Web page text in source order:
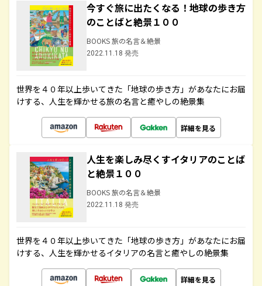
今すぐ旅に出たくなる！地球の歩き方
のことばと絶景１００
BOOKS 旅の名言＆絶景
2022.11.18 発売
世界を４０年以上歩いてきた「地球の歩き方」があなたにお届
けする、人生を輝かせる旅の名言と癒やしの絶景集
詳細を見る
人生を楽しみ尽くすイタリアのことば
と絶景１００
BOOKS 旅の名言＆絶景
2022.11.18 発売
世界を４０年以上歩いてきた「地球の歩き方」があなたにお届
けする、人生を輝かせるイタリアの名言と癒やしの絶景集
詳細を見る